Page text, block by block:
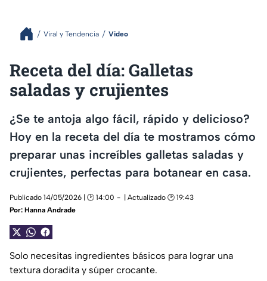
Viral y Tendencia Video
Receta del día: Galletas
saladas y crujientes
¿Se te antoja algo fácil, rápido y delicioso?
Hoy en la receta del día te mostramos cómo
preparar unas increíbles galletas saladas y
crujientes, perfectas para botanear en casa.
Publicado 14/05/2026 | 🕑 14:00
| Actualizado 🕑 19:43
Por: Hanna Andrade
Solo necesitas ingredientes básicos para lograr una
textura doradita y súper crocante.